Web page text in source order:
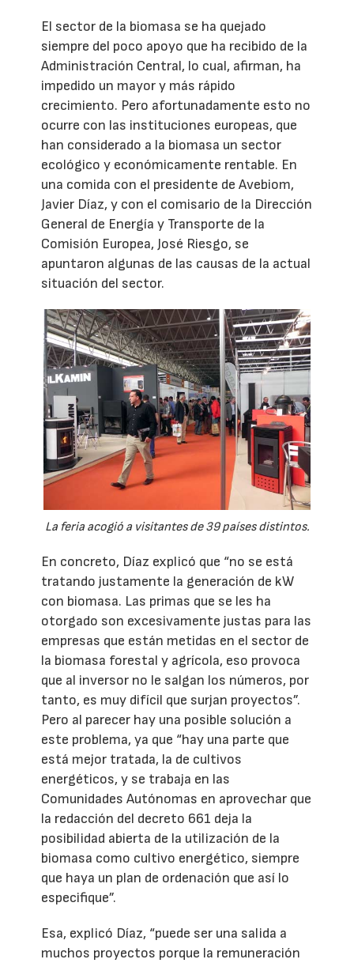
El sector de la biomasa se ha quejado
siempre del poco apoyo que ha recibido de la
Administración Central, lo cual, afirman, ha
impedido un mayor y más rápido
crecimiento. Pero afortunadamente esto no
ocurre con las instituciones europeas, que
han considerado a la biomasa un sector
ecológico y económicamente rentable. En
una comida con el presidente de Avebiom,
Javier Díaz, y con el comisario de la Dirección
General de Energía y Transporte de la
Comisión Europea, José Riesgo, se
apuntaron algunas de las causas de la actual
situación del sector.
La feria acogió a visitantes de 39 países distintos.
En concreto, Díaz explicó que “no se está
tratando justamente la generación de kW
con biomasa. Las primas que se les ha
otorgado son excesivamente justas para las
empresas que están metidas en el sector de
la biomasa forestal y agrícola, eso provoca
que al inversor no le salgan los números, por
tanto, es muy difícil que surjan proyectos”.
Pero al parecer hay una posible solución a
este problema, ya que “hay una parte que
está mejor tratada, la de cultivos
energéticos, y se trabaja en las
Comunidades Autónomas en aprovechar que
la redacción del decreto 661 deja la
posibilidad abierta de la utilización de la
biomasa como cultivo energético, siempre
que haya un plan de ordenación que así lo
especifique”.
Esa, explicó Díaz, “puede ser una salida a
muchos proyectos porque la remuneración